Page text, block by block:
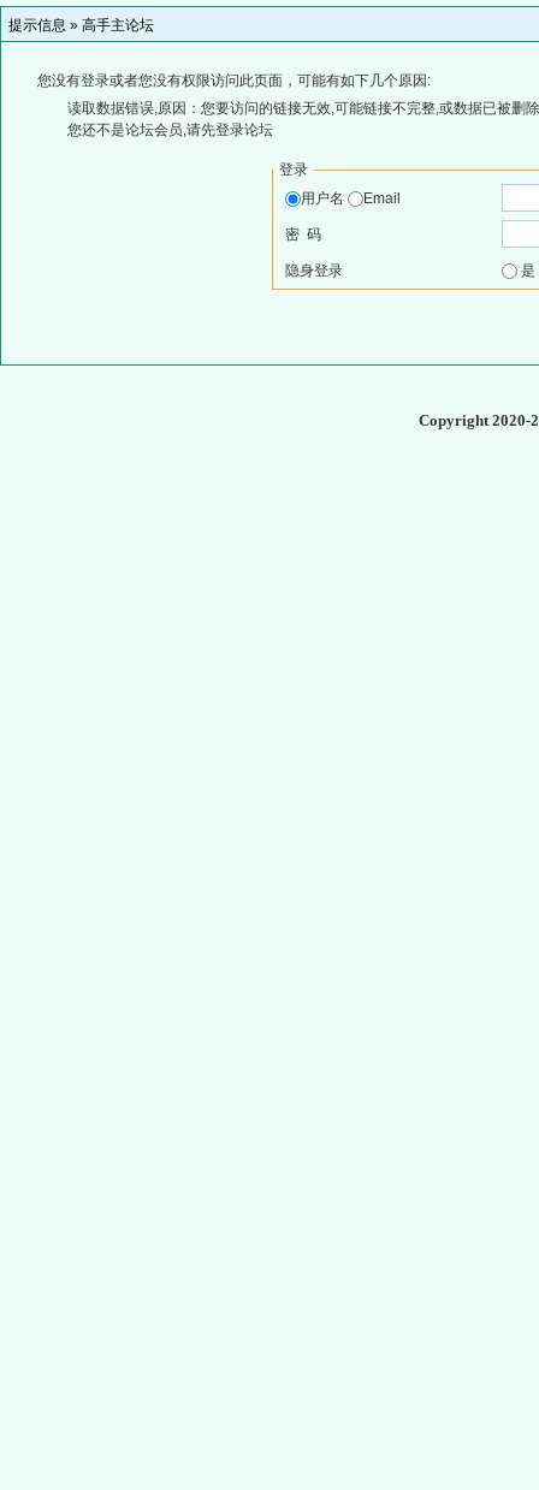
提示信息 » 高手主论坛
您没有登录或者您没有权限访问此页面，可能有如下几个原因:
读取数据错误,原因：您要访问的链接无效,可能链接不完整,或数据已被删
您还不是论坛会员,请先登录论坛
登录
用户名
Email
密 码
隐身登录
Copyright 2020-